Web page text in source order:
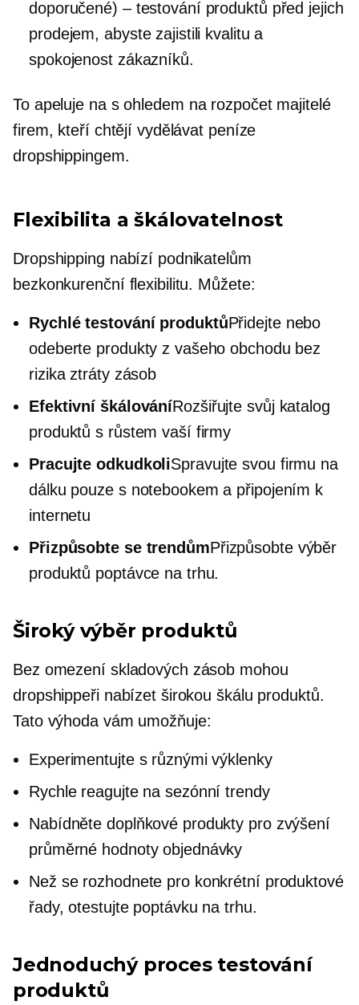
doporučené) – testování produktů před jejich
prodejem, abyste zajistili kvalitu a
spokojenost zákazníků.
To apeluje na s ohledem na rozpočetmajitelé
firem, kteří chtějí vydělávat peníze
dropshippingem.
Flexibilita a škálovatelnost
Dropshipping nabízí podnikatelům
bezkonkurenční flexibilitu. Můžete:
Rychlé testování produktůPřidejte nebo
odeberte produkty z vašeho obchodu bez
rizika ztráty zásob
Efektivní škálováníRozšiřujte svůj katalog
produktů s růstem vaší firmy
Pracujte odkudkoliSpravujte svou firmu na
dálku pouze s notebookem a připojením k
internetu
Přizpůsobte se trendůmPřizpůsobte výběr
produktů poptávce na trhu.
Široký výběr produktů
Bez omezení skladových zásob mohou
dropshippeři nabízet širokou škálu produktů.
Tato výhoda vám umožňuje:
Experimentujte s různými výklenky
Rychle reagujte na sezónní trendy
Nabídněte doplňkové produkty pro zvýšení
průměrné hodnoty objednávky
Než se rozhodnete pro konkrétní produktové
řady, otestujte poptávku na trhu.
Jednoduchý proces testování
produktů